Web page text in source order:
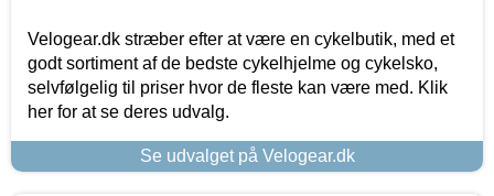
Velogear.dk stræber efter at være en cykelbutik, med et
godt sortiment af de bedste cykelhjelme og cykelsko,
selvfølgelig til priser hvor de fleste kan være med. Klik
her for at se deres udvalg.
Se udvalget på Velogear.dk